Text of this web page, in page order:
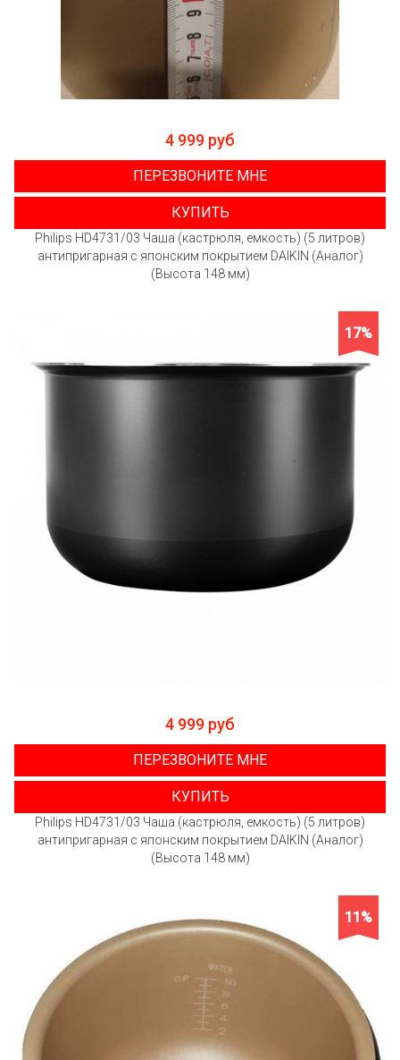
4 999 руб
ПЕРЕЗВОНИТЕ МНЕ
КУПИТЬ
Philips HD4731/03 Чаша (кастрюля, емкость) (5 литров)
антипригарная с японским покрытием DAIKIN (Аналог)
(Высота 148 мм)
17%
4 999 руб
ПЕРЕЗВОНИТЕ МНЕ
КУПИТЬ
Philips HD4731/03 Чаша (кастрюля, емкость) (5 литров)
антипригарная с японским покрытием DAIKIN (Аналог)
(Высота 148 мм)
11%